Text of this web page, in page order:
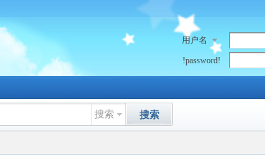
用户名
!password!
搜索 搜索